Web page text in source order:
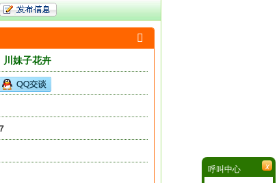

川妹子花卉
呼叫中心 x